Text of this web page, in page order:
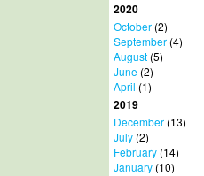
2020
October(2)
September(4)
August(5)
June(2)
April (1)
2019
December(13)
July(2)
February(14)
January(10)